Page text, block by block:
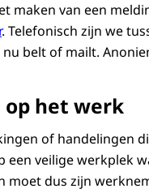
maken van een
. Telefonisch zijn we
belt of mailt.
het werk
of handelingen
een veilige werkplek
moet dus zijn